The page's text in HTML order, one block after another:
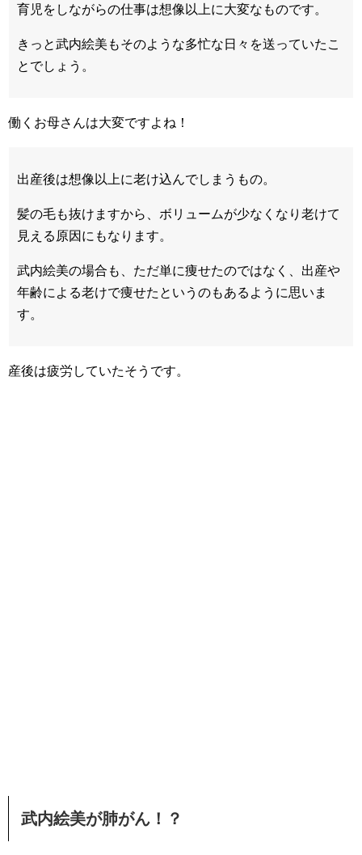
育児をしながらの仕事は想像以上に大変なものです。
きっと武内絵美もそのような多忙な日々を送っていたこ
とでしょう。
働くお母さんは大変ですよね！
出産後は想像以上に老け込んでしまうもの。
髪の毛も抜けますから、ボリュームが少なくなり老けて
見える原因にもなります。
武内絵美の場合も、ただ単に痩せたのではなく、出産や
年齢による老けで痩せたというのもあるように思いま
す。
産後は疲労していたそうです。
武内絵美が肺がん！？